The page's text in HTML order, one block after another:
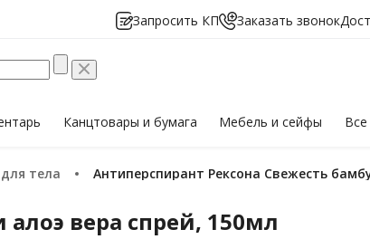
Запросить КП Заказать звонок
Канцтовары и бумага Мебельи сейфы Все
для тела Антиперспирант Рексона Свежесть
вера спрей, 150мл